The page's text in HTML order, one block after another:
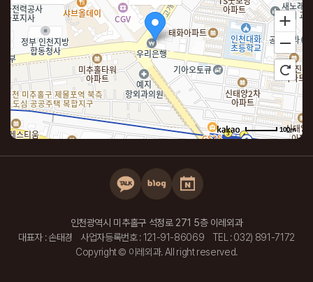
100m
인천 미추홀구 석정로 271 DH메디컬 5층 501~504호
032-891-7172
인천광역시 미추홀구 석정로 271 5층 이레외과
대표자 : 손태경
사업자등록번호 : 121-91-86069
TEL : 032) 891-7172
Copyright © 이레외과. All right reserved.